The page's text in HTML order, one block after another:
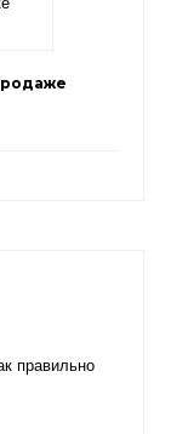
правильно